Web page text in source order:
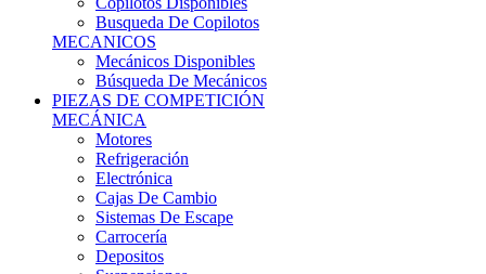
Busqueda De Copilotos
MECANICOS
Mecánicos Disponibles
Búsqueda De Mecánicos
PIEZAS DE COMPETICIÓN
MECÁNICA
Motores
Refrigeración
Electrónica
Cajas De Cambio
Sistemas De Escape
Carrocería
Depositos